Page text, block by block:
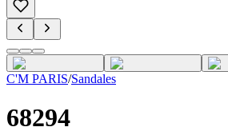
C'M PARIS/Sandales
68294